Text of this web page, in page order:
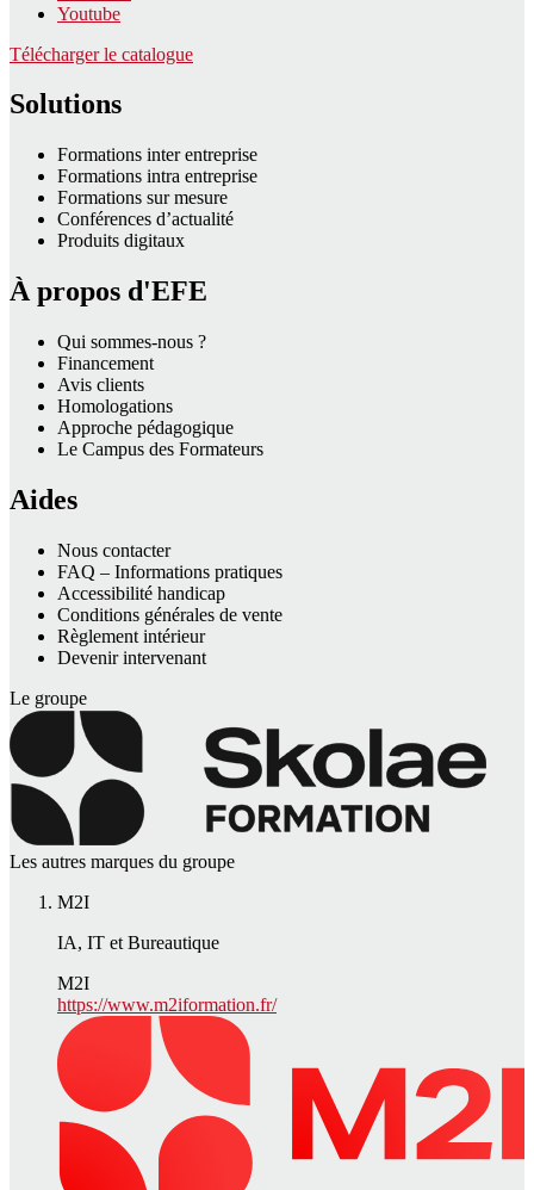
Youtube
Télécharger le catalogue
Solutions
Formations inter entreprise
Formations intra entreprise
Formations sur mesure
Conférences d’actualité
Produits digitaux
À propos d'EFE
Qui sommes-nous ?
Financement
Avis clients
Homologations
Approche pédagogique
Le Campus des Formateurs
Aides
Nous contacter
FAQ – Informations pratiques
Accessibilité handicap
Conditions générales de vente
Règlement intérieur
Devenir intervenant
Le groupe
Les autres marques du groupe
M2I
IA, IT et Bureautique
M2I
https://www.m2iformation.fr/